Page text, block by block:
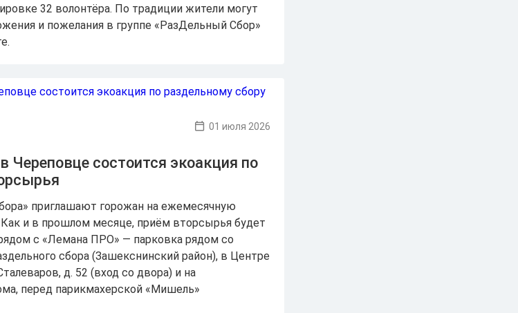
32 волонтёра. По традиции жители могут
и пожелания в группе «РазДельный Сбор»
01 июля 2026
Череповце состоится экоакция по
приглашают горожан на ежемесячную
и в прошлом месяце, приём вторсырья будет
с «Лемана ПРО» — парковка рядом со
сбора (Зашекснинский район), в Центре
д. 52 (вход со двора) и на
перед парикмахерской «Мишель»